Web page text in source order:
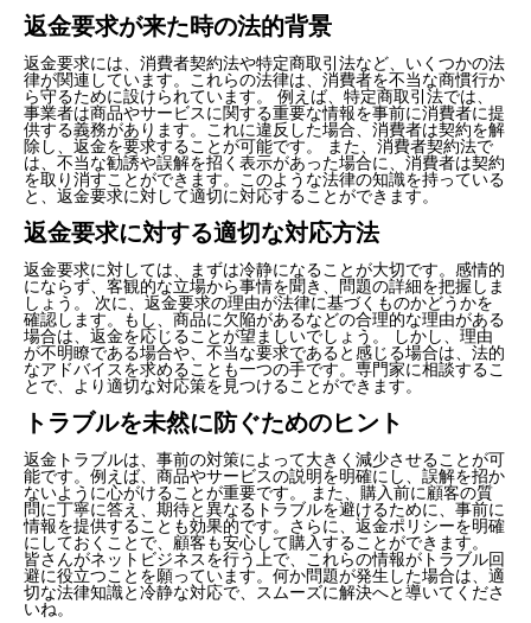
返金要求が来た時の法的背景
返金要求には、消費者契約法や特定商取引法など、いくつかの法
律が関連しています。これらの法律は、消費者を不当な商慣行か
ら守るために設けられています。 例えば、特定商取引法では、
事業者は商品やサービスに関する重要な情報を事前に消費者に提
供する義務があります。これに違反した場合、消費者は契約を解
除し、返金を要求することが可能です。 また、消費者契約法で
は、不当な勧誘や誤解を招く表示があった場合に、消費者は契約
を取り消すことができます。このような法律の知識を持っている
と、返金要求に対して適切に対応することができます。
返金要求に対する適切な対応方法
返金要求に対しては、まずは冷静になることが大切です。感情的
にならず、客観的な立場から事情を聞き、問題の詳細を把握しま
しょう。 次に、返金要求の理由が法律に基づくものかどうかを
確認します。もし、商品に欠陥があるなどの合理的な理由がある
場合は、返金を応じることが望ましいでしょう。 しかし、理由
が不明瞭である場合や、不当な要求であると感じる場合は、法的
なアドバイスを求めることも一つの手です。専門家に相談するこ
とで、より適切な対応策を見つけることができます。
トラブルを未然に防ぐためのヒント
返金トラブルは、事前の対策によって大きく減少させることが可
能です。例えば、商品やサービスの説明を明確にし、誤解を招か
ないように心がけることが重要です。 また、購入前に顧客の質
問に丁寧に答え、期待と異なるトラブルを避けるために、事前に
情報を提供することも効果的です。さらに、返金ポリシーを明確
にしておくことで、顧客も安心して購入することができます。
皆さんがネットビジネスを行う上で、これらの情報がトラブル回
避に役立つことを願っています。何か問題が発生した場合は、適
切な法律知識と冷静な対応で、スムーズに解決へと導いてくださ
いね。